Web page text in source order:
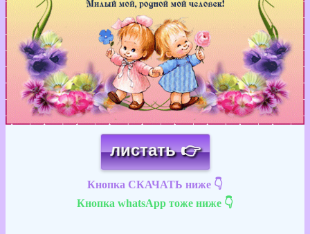
листать 👉
Кнопка СКАЧАТЬ ниже 👇
Кнопка whatsApp тоже ниже 👇